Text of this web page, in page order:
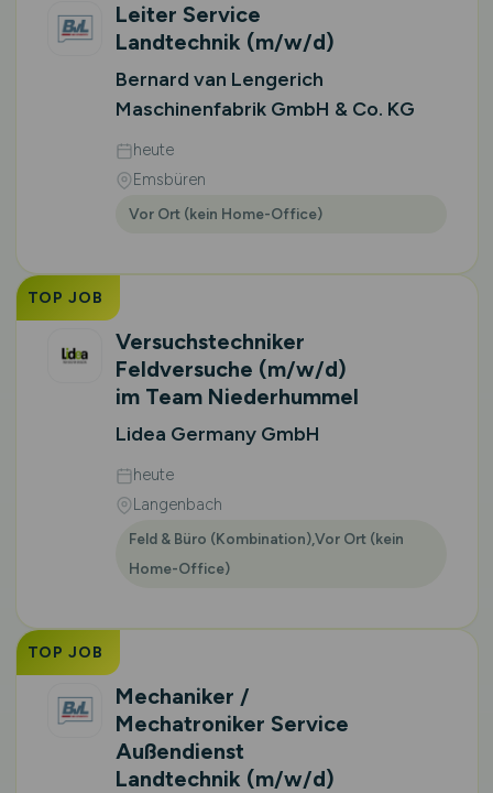
Leiter Service
Landtechnik (m/w/d)
Bernard van Lengerich
Maschinenfabrik GmbH & Co. KG
heute
Emsbüren
Vor Ort (kein Home-Office)
TOP JOB
Versuchstechniker
Feldversuche (m/w/d)
im Team Niederhummel
Lidea Germany GmbH
heute
Langenbach
Feld & Büro (Kombination),Vor Ort (kein
Home-Office)
TOP JOB
Mechaniker /
Mechatroniker Service
Außendienst
Landtechnik (m/w/d)